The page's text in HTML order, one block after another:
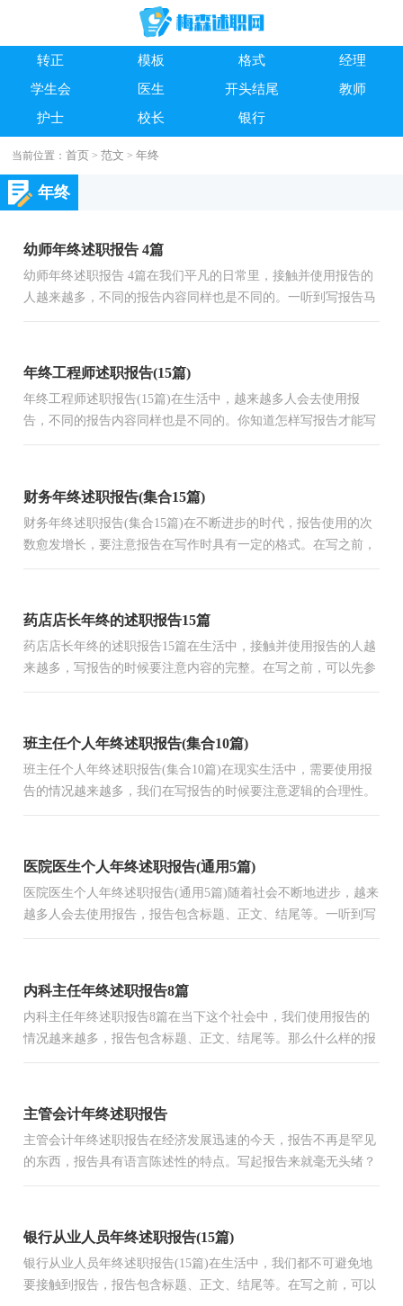
转正 模板 格式
经理
学生会
医生 开头结尾
教师
护士
校长 银行
当前位置：首页 >范文 >年终
年终
幼师年终述职报告 4篇
幼师年终述职报告 4篇在我们平凡的日常里，接触并使用报告的
人越来越多，不同的报告内容同样也是不同的。一听到写报告马
年终工程师述职报告(15篇)
年终工程师述职报告(15篇)在生活中，越来越多人会去使用报
告，不同的报告内容同样也是不同的。你知道怎样写报告才能写
财务年终述职报告(集合15篇)
财务年终述职报告(集合15篇)在不断进步的时代，报告使用的次
数愈发增长，要注意报告在写作时具有一定的格式。在写之前，
药店店长年终的述职报告15篇
药店店长年终的述职报告15篇在生活中，接触并使用报告的人越
来越多，写报告的时候要注意内容的完整。在写之前，可以先参
班主任个人年终述职报告(集合10篇)
班主任个人年终述职报告(集合10篇)在现实生活中，需要使用报
告的情况越来越多，我们在写报告的时候要注意逻辑的合理性。
医院医生个人年终述职报告(通用5篇)
医院医生个人年终述职报告(通用5篇)随着社会不断地进步，越来
越多人会去使用报告，报告包含标题、正文、结尾等。一听到写
内科主任年终述职报告8篇
内科主任年终述职报告8篇在当下这个社会中，我们使用报告的
情况越来越多，报告包含标题、正文、结尾等。那么什么样的报
主管会计年终述职报告
主管会计年终述职报告在经济发展迅速的今天，报告不再是罕见
的东西，报告具有语言陈述性的特点。写起报告来就毫无头绪？
银行从业人员年终述职报告(15篇)
银行从业人员年终述职报告(15篇)在生活中，我们都不可避免地
要接触到报告，报告包含标题、正文、结尾等。在写之前，可以